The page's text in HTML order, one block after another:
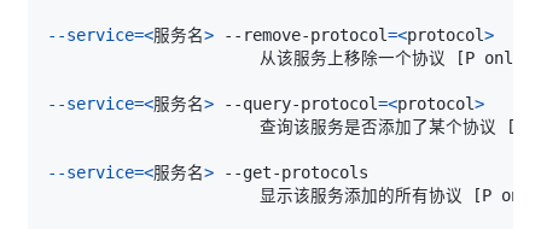
--service=<服务名> --remove-protocol=<protocol>
                      从该服务上移除一个协议
[P only
--service=<服务名> --query-protocol=<protocol>
                      查询该服务是否添加了某个协议
[
--service=<服务名>
                      显示该服务添加的所有协议
[P only